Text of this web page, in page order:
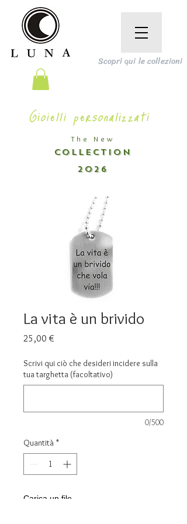
The New
COLLECTION
2026
Scopri qui le collezioni
Gioielli personalizzati
La vita è un brivido
25,00 €
Scrivi qui ciò che desideri incidere sulla
tua targhetta (facoltativo)
0/500
Quantità *
Carica un file